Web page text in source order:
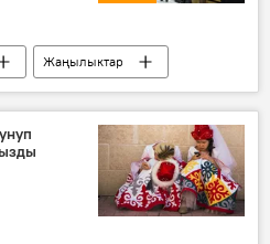
Жаңылыктар
Бишкек
милиция